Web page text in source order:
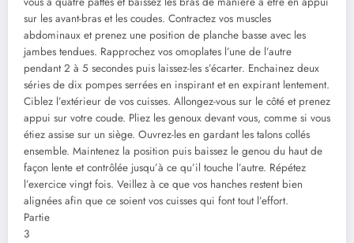
sur les avant-bras et les coudes. Contractez vos muscles
abdominaux et prenez une position de planche basse avec les
jambes tendues. Rapprochez vos omoplates l’une de l’autre
pendant 2 à 5 secondes puis laissez-les s’écarter. Enchainez deux
séries de dix pompes serrées en inspirant et en expirant lentement.
Ciblez l’extérieur de vos cuisses. Allongez-vous sur le côté et prenez
appui sur votre coude. Pliez les genoux devant vous, comme si vous
étiez assise sur un siège. Ouvrez-les en gardant les talons collés
ensemble. Maintenez la position puis baissez le genou du haut de
façon lente et contrôlée jusqu’à ce qu’il touche l’autre. Répétez
l’exercice vingt fois. Veillez à ce que vos hanches restent bien
alignées afin que ce soient vos cuisses qui font tout l’effort.
Partie
3